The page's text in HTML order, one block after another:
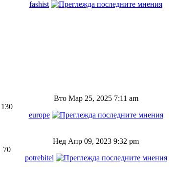
fashist
130
Вто Мар 25, 2025 7:11 am
europe
70
Нед Апр 09, 2023 9:32 pm
potrebitel